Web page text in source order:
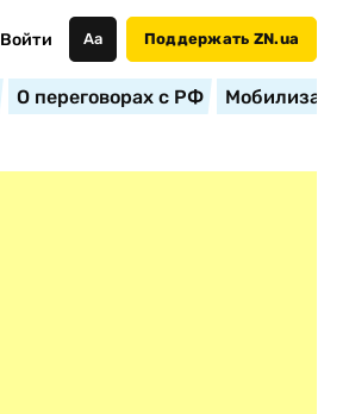
Войти Аа Поддержать ZN.ua
О переговорах с РФ